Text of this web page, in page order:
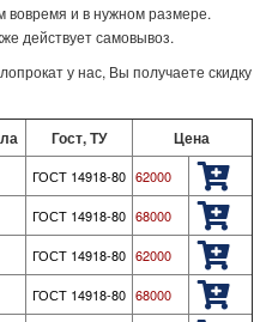
и в нужном размере.
действует самовывоз.
у нас, Вы получаете скидку
Гост, ТУ Цена
ГОСТ 14918-80 62000
ГОСТ 14918-80 68000
ГОСТ 14918-80 62000
ГОСТ 14918-80 68000